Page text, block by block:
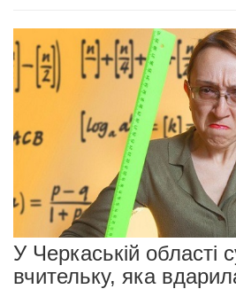
У Черкаській області
вчительку, яка